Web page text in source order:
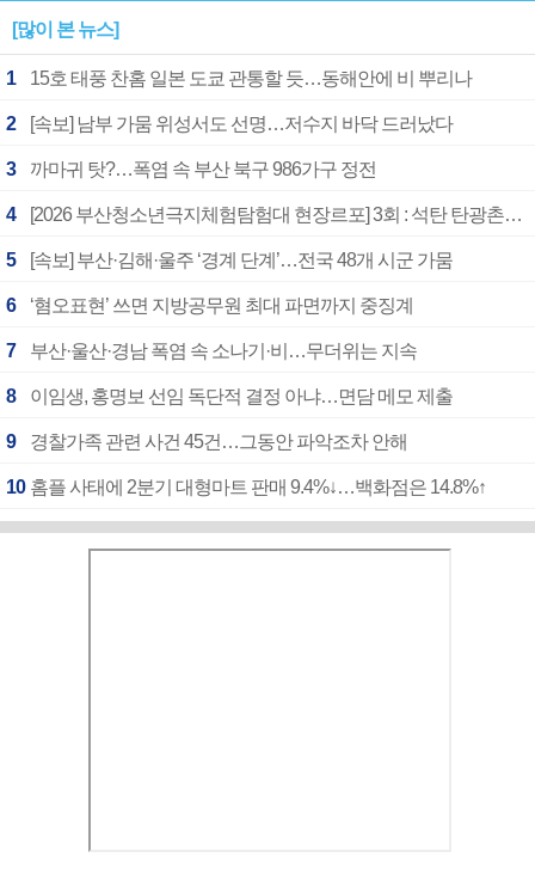
[많이 본 뉴스]
1 15호 태풍 찬홈 일본 도쿄 관통할 듯…동해안에 비 뿌리나
2 [속보] 남부 가뭄 위성서도 선명…저수지 바닥 드러났다
3 까마귀 탓?…폭염 속 부산 북구 986가구 정전
4 [2026 부산청소년극지체험탐험대 현장르포] 3회 : 석탄 탄광촌에서 북극 연구의 중심지로
5 [속보] 부산·김해·울주 ‘경계 단계’…전국 48개 시군 가뭄
6 ‘혐오표현’ 쓰면 지방공무원 최대 파면까지 중징계
7 부산·울산·경남 폭염 속 소나기·비…무더위는 지속
8 이임생, 홍명보 선임 독단적 결정 아냐…면담 메모 제출
9 경찰가족 관련 사건 45건…그동안 파악조차 안해
10 홈플 사태에 2분기 대형마트 판매 9.4%↓…백화점은 14.8%↑